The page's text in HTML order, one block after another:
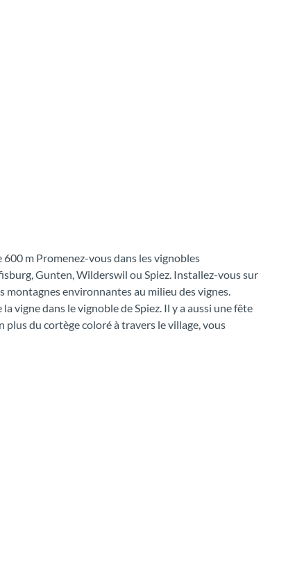
m Promenez-vous dans les vignobles
Gunten, Wilderswil ou Spiez. Installez-vous sur
montagnes environnantes au milieu des vignes.
vigne dans le vignoble de Spiez. Il y a aussi une fête
plus du cortège coloré à travers le village, vous